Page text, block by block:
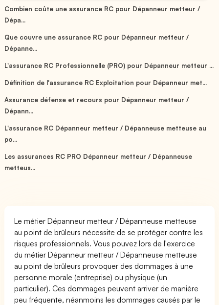
Combien coûte une assurance RC pour Dépanneur metteur /
Dépa...
Que couvre une assurance RC pour Dépanneur metteur /
Dépanne...
L'assurance RC Professionnelle (PRO) pour Dépanneur metteur ...
Définition de l'assurance RC Exploitation pour Dépanneur met...
Assurance défense et recours pour Dépanneur metteur /
Dépann...
L'assurance RC Dépanneur metteur / Dépanneuse metteuse au
po...
Les assurances RC PRO Dépanneur metteur / Dépanneuse
metteus...
Le métier Dépanneur metteur / Dépanneuse metteuse
au point de brûleurs nécessite de se protéger contre les
risques professionnels. Vous pouvez lors de l'exercice
du métier Dépanneur metteur / Dépanneuse metteuse
au point de brûleurs provoquer des dommages à une
personne morale (entreprise) ou physique (un
particulier). Ces dommages peuvent arriver de manière
peu fréquente, néanmoins les dommages causés par le